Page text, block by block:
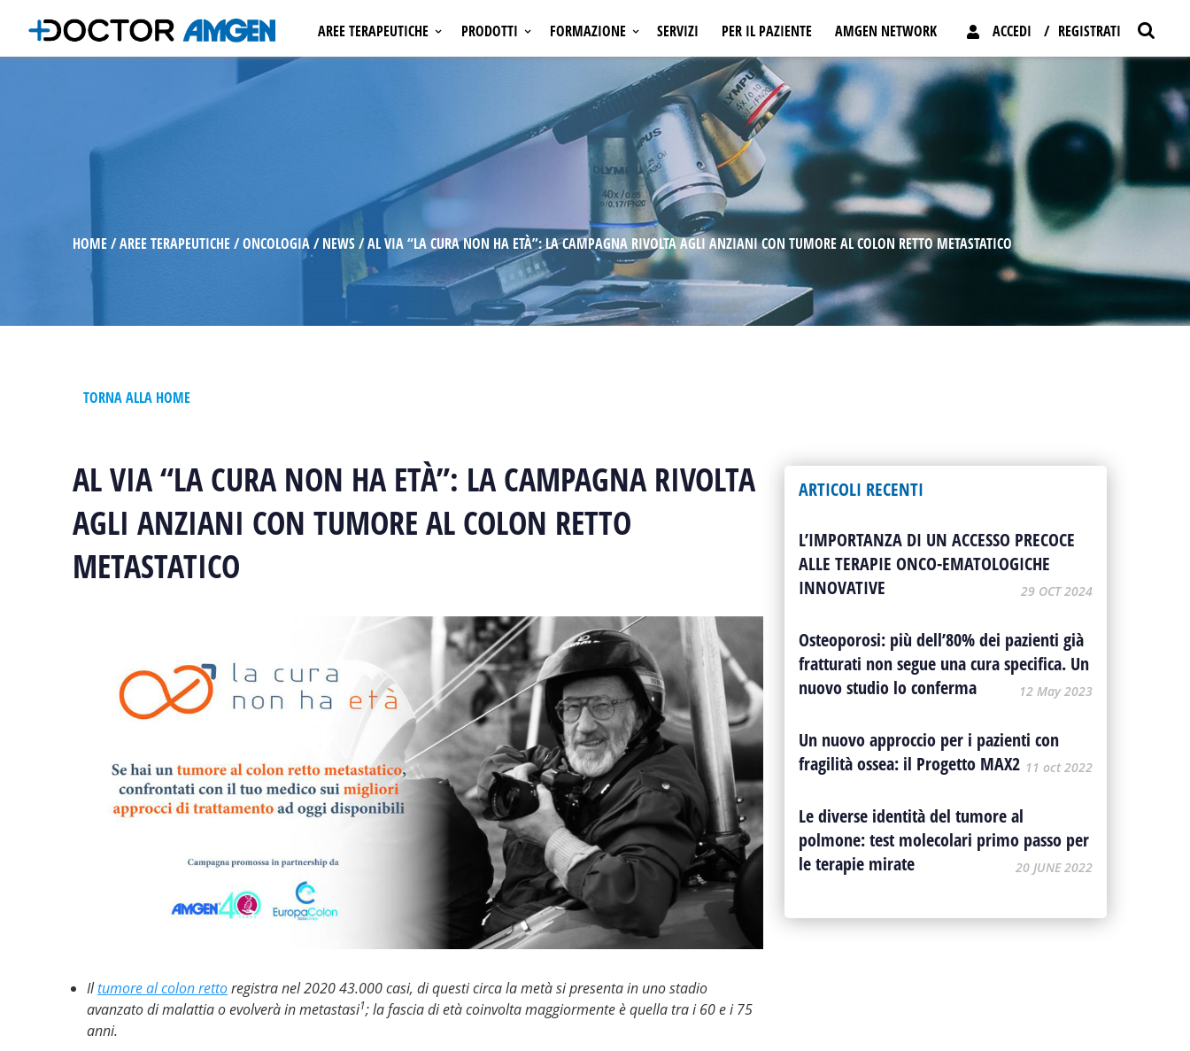
e
n
Z
o
AREE TERAPEUTICHE
ONCOLOGIA
MALATTIE INFIAMMATORIE E
AUTOIMMUNI
PRODOTTI
ONCOLOGIA
NEFROLOGIA
CARDIOLOGIA
MALATTIE INFIAMMATORIE E
FORMAZIONE
INIZIATIVE ECM
INIZIATIVE NON ECM
AMGEN LEARNING
CALENDARIO CONGRESSI
SERVIZI PER IL PAZIENTE AMGEN NETWORK ACCEDI REGISTRATI
HOME AREE TERAPEUTICHE ONCOLOGIA NEWS AL VIA “LA CURA NON HA ETÀ”: LA CAMPAGNA RIVOLTA AGLI ANZIANI CON TUMORE AL COLON RETTO METASTATICO
TORNA ALLA HOME
AL VIA “LA CURA NON HA ETÀ”: LA CAMPAGNA RIVOLTA
AGLI ANZIANI CON TUMORE AL COLON RETTO
METASTATICO
Iltumore al colon rettoregistra nel 2020 43.000 casi, di questi circa la metà si presenta in uno stadio
avanzato di malattia o evolverà in metastasi1; la fascia di età coinvolta maggiormente è quella tra i 60 e i 75
anni.
ARTICOLI RECENTI
L’IMPORTANZA DI UN ACCESSO PRECOCE
ALLE TERAPIE ONCO-EMATOLOGICHE
INNOVATIVE
29 OCT 2024
Osteoporosi: più dell’80% dei pazienti già
fratturati non segue una cura specifica. Un
nuovo studio lo conferma
12 May 2023
Un nuovo approccio per i pazienti con
fragilità ossea: il Progetto MAX2 11 oct 2022
Le diverse identità del tumore al
polmone: test molecolari primo passo per
le terapie mirate
20 JUNE 2022